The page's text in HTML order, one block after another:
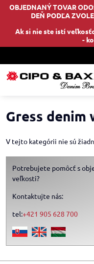
OBJEDNANÝ TOVAR
DEŇ PODĽA
Ak si nie ste istí
-
Gress denim
V tejto kategórii nie sú
Potrebujete pomôcť s
veľkosti?
Kontaktujte nás:
tel:+421 905 628 700